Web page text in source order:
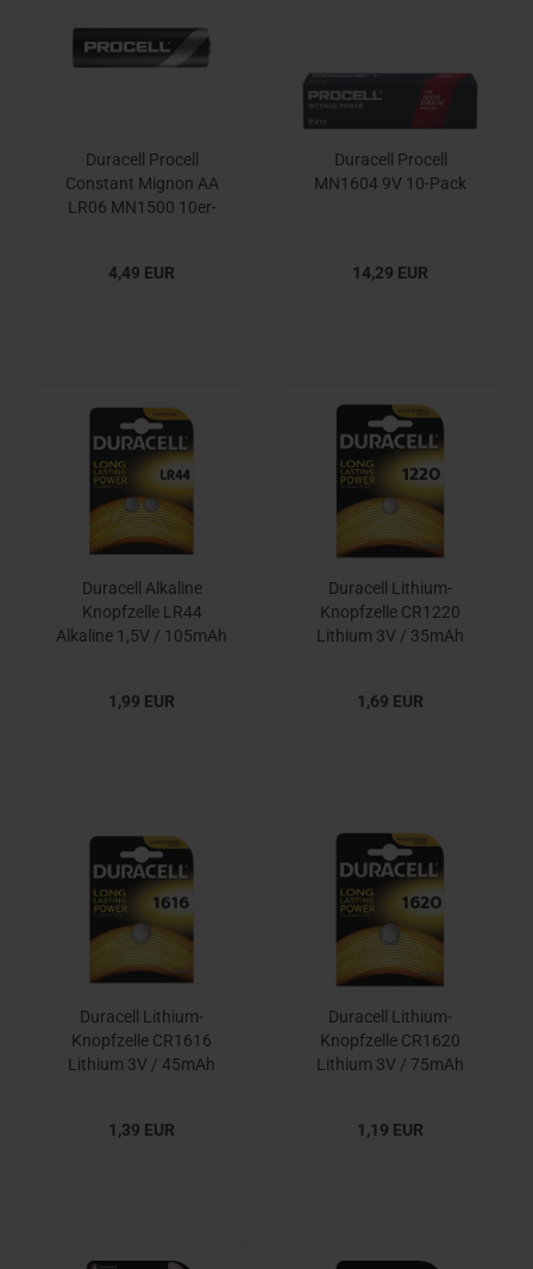
Duracell Procell
Constant Mignon AA
LR06 MN1500 10er-
4,49 EUR
Duracell Procell
MN1604 9V 10-Pack
14,29 EUR
Duracell Alkaline
Knopfzelle LR44
Alkaline 1,5V / 105mAh
1,99 EUR
Duracell Lithium-
Knopfzelle CR1220
Lithium 3V / 35mAh
1,69 EUR
Duracell Lithium-
Knopfzelle CR1616
Lithium 3V / 45mAh
1,39 EUR
Duracell Lithium-
Knopfzelle CR1620
Lithium 3V / 75mAh
1,19 EUR